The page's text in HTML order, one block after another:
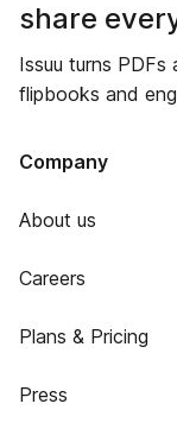
share
Issuu turns
flipbooks and
Company
About us
Careers
Plans & Pricing
Press